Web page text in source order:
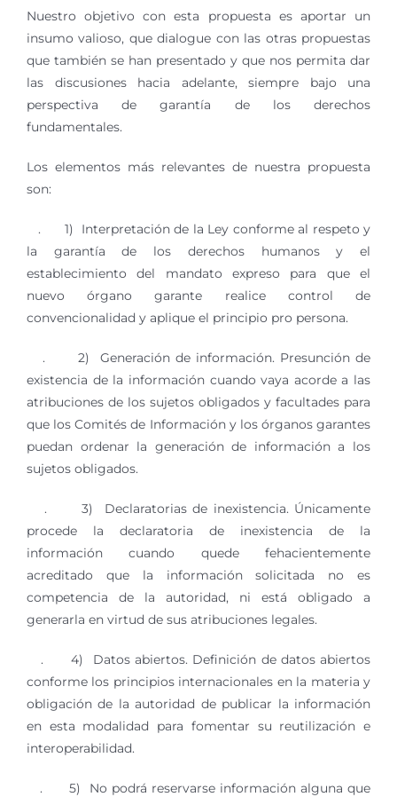
Nuestro objetivo con esta propuesta es aportar un
insumo valioso, que dialogue con las otras propuestas
que también se han presentado y que nos permita dar
las discusiones hacia adelante, siempre bajo una
perspectiva de garantía de los derechos
fundamentales.
Los elementos más relevantes de nuestra propuesta
son:
. 1) Interpretación de la Ley conforme al respeto y
la garantía de los derechos humanos y el
establecimiento del mandato expreso para que el
nuevo órgano garante realice control de
convencionalidad y aplique el principio pro persona.
. 2) Generación de información. Presunción de
existencia de la información cuando vaya acorde a las
atribuciones de los sujetos obligados y facultades para
que los Comités de Información y los órganos garantes
puedan ordenar la generación de información a los
sujetos obligados.
. 3) Declaratorias de inexistencia. Únicamente
procede la declaratoria de inexistencia de la
información cuando quede fehacientemente
acreditado que la información solicitada no es
competencia de la autoridad, ni está obligado a
generarla en virtud de sus atribuciones legales.
. 4) Datos abiertos. Definición de datos abiertos
conforme los principios internacionales en la materia y
obligación de la autoridad de publicar la información
en esta modalidad para fomentar su reutilización e
interoperabilidad.
. 5) No podrá reservarse información alguna que